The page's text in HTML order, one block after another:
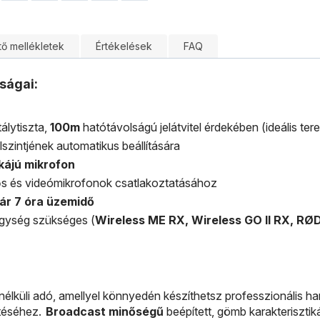
mellékletek Értékelések FAQ
100m hatótávolságú jelátvitel érdekében (ideális
automatikus beállítására
mikrofon
és videómikrofonok csatlakoztatásához
7 óra üzemidő
szükséges (Wireless ME RX, Wireless GO II RX,
adó, amellyel könnyedén készíthetsz professzionális
Broadcast minőségű beépített, gömb